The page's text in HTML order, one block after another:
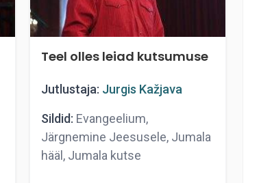
Teel olles leiad kutsumuse
Jutlustaja: Jurgis Kažjava
Sildid: Evangeelium,
Järgnemine Jeesusele, Jumala
hääl, Jumala kutse